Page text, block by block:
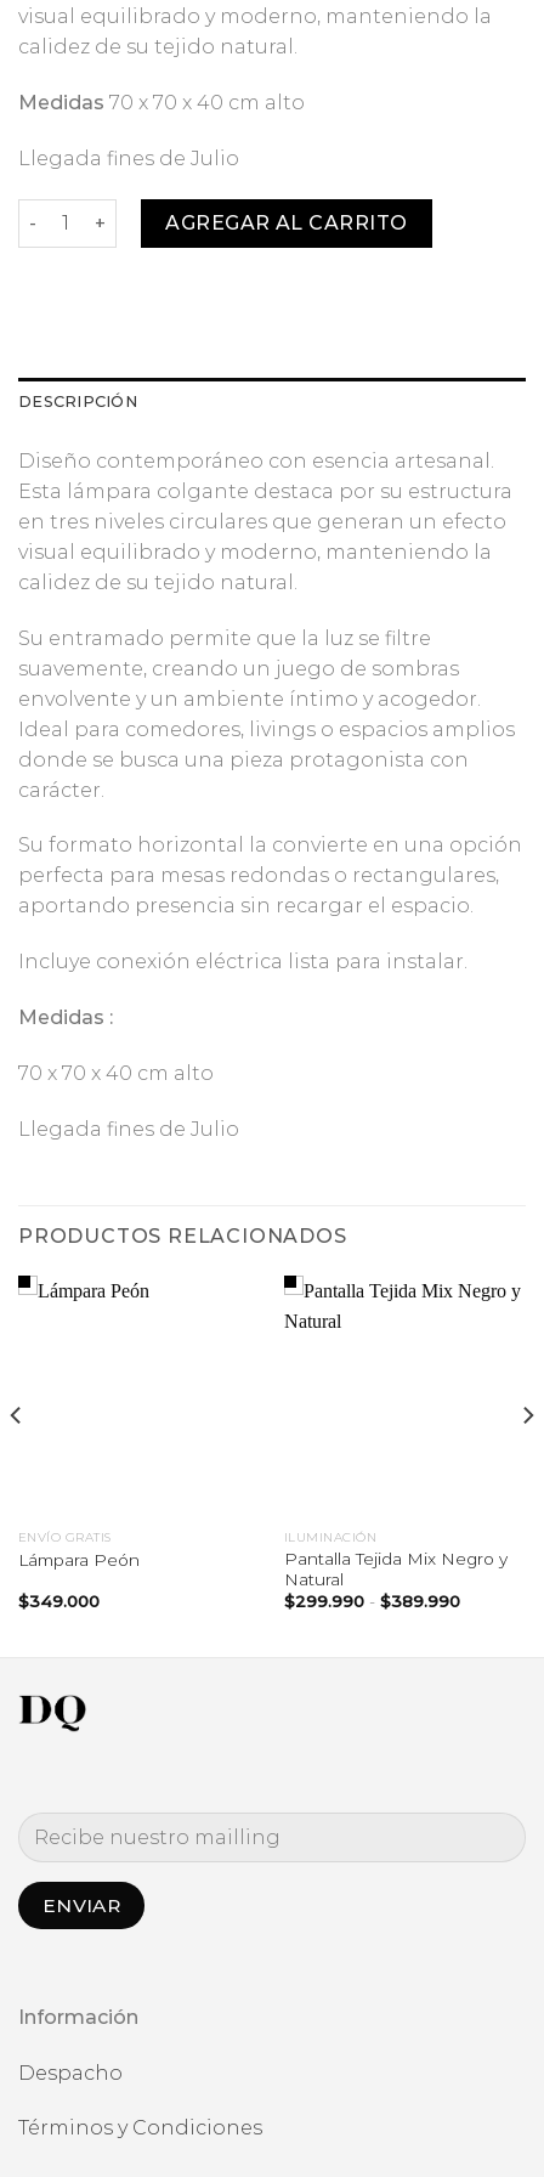
visual equilibrado y moderno, manteniendo la
calidez de su tejido natural.
Medidas 70 x 70 x 40 cm alto
Llegada fines de Julio
Lámpara Colgante Saturno - Venta Anticipada JULIO
AGREGAR AL CARRITO
DESCRIPCIÓN
Diseño contemporáneo con esencia artesanal.
Esta lámpara colgante destaca por su estructura
en tres niveles circulares que generan un efecto
visual equilibrado y moderno, manteniendo la
calidez de su tejido natural.
Su entramado permite que la luz se filtre
suavemente, creando un juego de sombras
envolvente y un ambiente íntimo y acogedor.
Ideal para comedores, livings o espacios amplios
donde se busca una pieza protagonista con
carácter.
Su formato horizontal la convierte en una opción
perfecta para mesas redondas o rectangulares,
aportando presencia sin recargar el espacio.
Incluye conexión eléctrica lista para instalar.
Medidas :
70 x 70 x 40 cm alto
Llegada fines de Julio
PRODUCTOS RELACIONADOS
ENVÍO GRATIS
Lámpara Peón
$349.000
ILUMINACIÓN
Pantalla Tejida Mix Negro y
Natural
$299.990 - $389.990Rango
Información
Despacho
Términos y Condiciones